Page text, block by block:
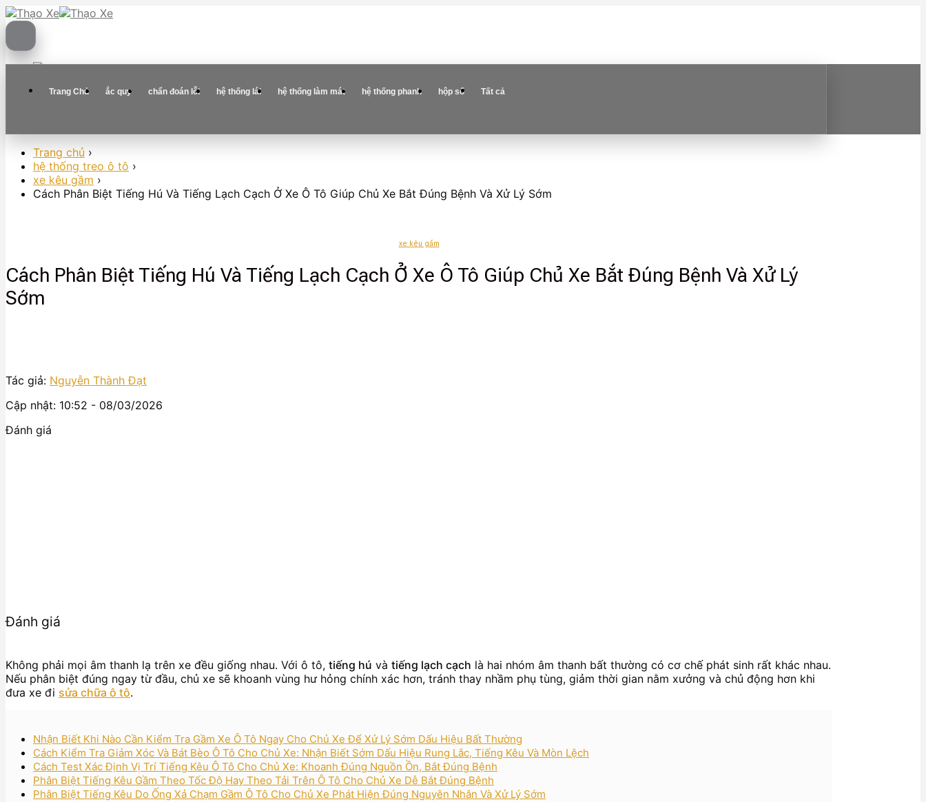
Skip
to
Trang Chủ ắc quy chẩn đoán lỗi hệ thống lái hệ thống làm mát hệ thống phanh hộp số Tất cả
Trang chủ ›
hệ thống treo ô tô ›
xe kêu gầm ›
Cách Phân Biệt Tiếng Hú Và Tiếng Lạch Cạch Ở Xe Ô Tô Giúp Chủ Xe Bắt Đúng Bệnh Và Xử Lý Sớm
xe kêu gầm
Cách Phân Biệt Tiếng Hú Và Tiếng Lạch Cạch Ở Xe Ô Tô Giúp Chủ Xe Bắt Đúng Bệnh Và Xử Lý
Sớm
Tác giả: Nguyễn Thành Đạt
Cập nhật: 10:52 - 08/03/2026
Đánh giá
Đánh giá
Không phải mọi âm thanh lạ trên xe đều giống nhau. Với ô tô, tiếng hú và tiếng lạch cạch là hai nhóm âm thanh bất thường có cơ chế phát sinh rất khác nhau.
Nếu phân biệt đúng ngay từ đầu, chủ xe sẽ khoanh vùng hư hỏng chính xác hơn, tránh thay nhầm phụ tùng, giảm thời gian nằm xưởng và chủ động hơn khi
đưa xe đi sửa chữa ô tô.
Nhận Biết Khi Nào Cần Kiểm Tra Gầm Xe Ô Tô Ngay Cho Chủ Xe Để Xử Lý Sớm Dấu Hiệu Bất Thường
Cách Kiểm Tra Giảm Xóc Và Bát Bèo Ô Tô Cho Chủ Xe: Nhận Biết Sớm Dấu Hiệu Rung Lắc, Tiếng Kêu Và Mòn Lệch
Cách Test Xác Định Vị Trí Tiếng Kêu Ô Tô Cho Chủ Xe: Khoanh Đúng Nguồn Ồn, Bắt Đúng Bệnh
Phân Biệt Tiếng Kêu Gầm Theo Tốc Độ Hay Theo Tải Trên Ô Tô Cho Chủ Xe Dễ Bắt Đúng Bệnh
Phân Biệt Tiếng Kêu Do Ống Xả Chạm Gầm Ô Tô Cho Chủ Xe Phát Hiện Đúng Nguyên Nhân Và Xử Lý Sớm